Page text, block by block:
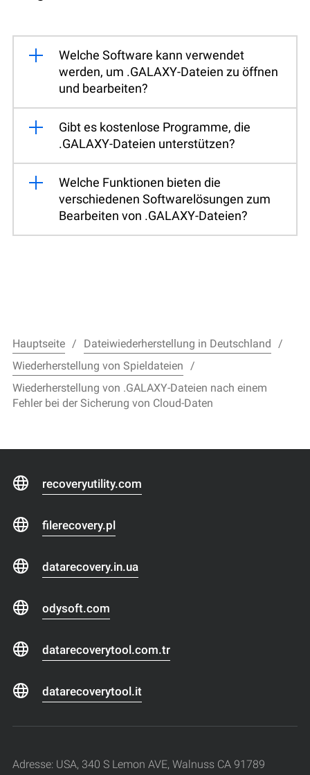
Welche Software kann verwendet
werden, um .GALAXY-Dateien zu öffnen
und bearbeiten?
Gibt es kostenlose Programme, die
.GALAXY-Dateien unterstützen?
Welche Funktionen bieten die
verschiedenen Softwarelösungen zum
Bearbeiten von .GALAXY-Dateien?
Hauptseite
Dateiwiederherstellung in Deutschland
Wiederherstellung von Spieldateien
Wiederherstellung von .GALAXY-Dateien nach einem
Fehler bei der Sicherung von Cloud-Daten
recoveryutility.com
filerecovery.pl
datarecovery.in.ua
odysoft.com
datarecoverytool.com.tr
datarecoverytool.it
Adresse: USA, 340 S Lemon AVE, Walnuss CA 91789